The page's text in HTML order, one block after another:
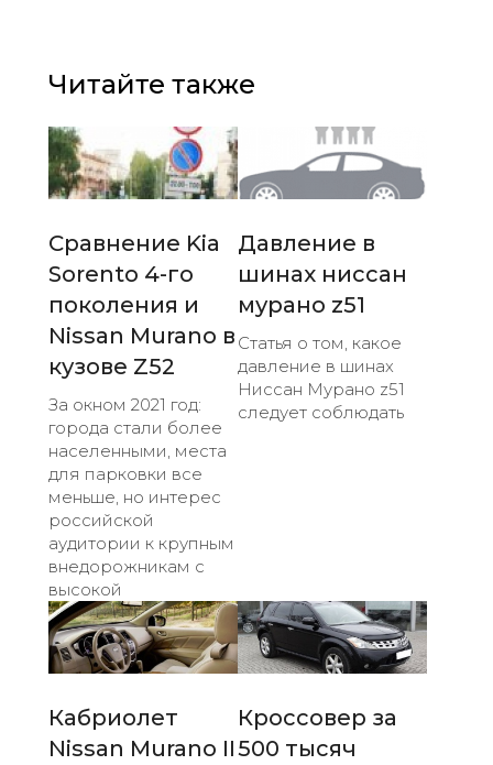
Читайте также
Сравнение Kia
Sorento 4-го
поколения и
Nissan Murano в
кузове Z52
За окном 2021 год:
города стали более
населенными, места
для парковки все
меньше, но интерес
российской
аудитории к крупным
внедорожникам с
высокой
Давление в
шинах ниссан
мурано z51
Статья о том, какое
давление в шинах
Ниссан Мурано z51
следует соблюдать
Кабриолет
Nissan Murano II
Кроссовер за
500 тысяч